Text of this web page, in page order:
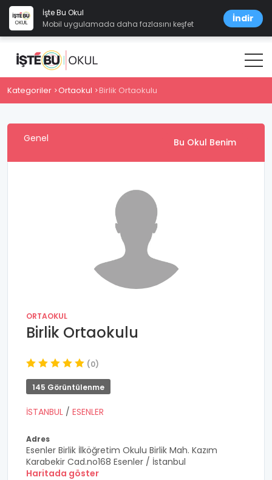
İşte Bu Okul
Mobil uygulamada daha fazlasını keşfet
İndir
Kategoriler Ortaokul Birlik Ortaokulu
Genel Bu Okul Benim
ORTAOKUL
Birlik Ortaokulu
(0)
145 Görüntülenme
İSTANBUL / ESENLER
Adres
Esenler Birlik İlköğretim Okulu Birlik Mah. Kazım
Karabekir Cad.no168 Esenler / İstanbul
Haritada göster